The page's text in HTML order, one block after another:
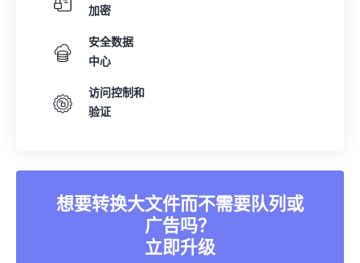
加密
安全数据
中心
访问控制和
验证
想要转换大文件而不需要队列或
广告吗？
立即升级